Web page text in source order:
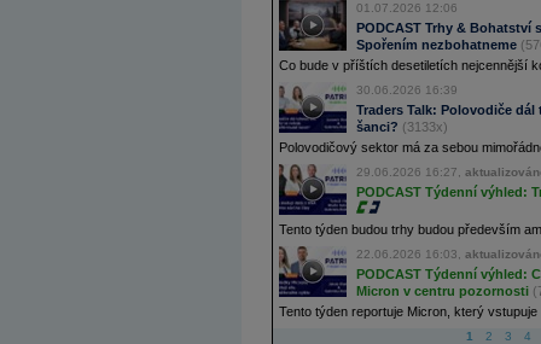
01.07.2026 12:06
PODCAST Trhy & Bohatství
Spořením nezbohatneme
Co bude v příštích desetiletích nejcennější
30.06.2026 16:39
Traders Talk: Polovodiče
šanci? (3133x)
Polovodičový sektor má za sebou
29.06.2026 16:27,
PODCAST Týdenní výhled:
Tento týden budou trhy budou především
22.06.2026 16:03,
PODCAST Týdenní výhled:
Micron v centru pozornosti
Tento týden reportuje Micron, který
1 2 3 4